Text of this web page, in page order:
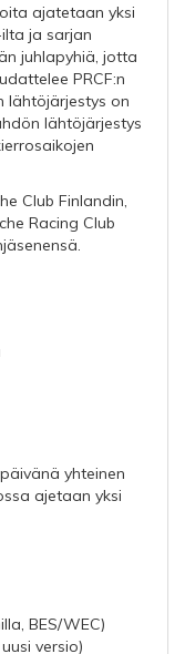
ajatetaan yksi
ja sarjan
juhlapyhiä, jotta
PRCF:n
lähtöjärjestys on
lähtöjärjestys
Club Finlandin,
Racing Club
yhteinen
ajetaan yksi
BES/WEC)
versio)